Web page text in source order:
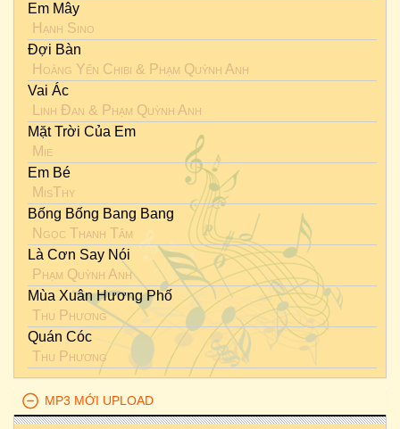
Em Mây
Hạnh Sino
Đợi Bàn
Hoàng Yến Chibi & Phạm Quỳnh Anh
Vai Ác
Linh Đan & Phạm Quỳnh Anh
Mặt Trời Của Em
Mie
Em Bé
MisThy
Bống Bống Bang Bang
Ngọc Thanh Tâm
Là Cơn Say Nói
Phạm Quỳnh Anh
Mùa Xuân Hương Phố
Thu Phương
Quán Cóc
Thu Phương
MP3 MỚI UPLOAD